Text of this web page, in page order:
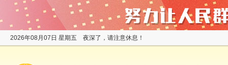
2026年08月07日 星期五 夜深了，请注意休息！